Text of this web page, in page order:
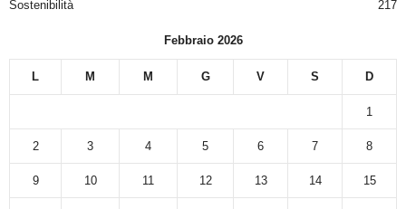
Sostenibilità
217
Febbraio 2026
L M M G V S D
1
2 3 4 5 6 7 8
9 10 11 12 13 14 15